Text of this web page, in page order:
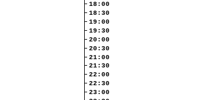
18:00
18:30
19:00
19:30
20:00
20:30
21:00
21:30
22:00
22:30
23:00